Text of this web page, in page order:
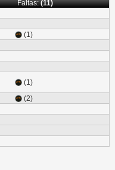
Faltas:(11)
(1)
(1)
(2)